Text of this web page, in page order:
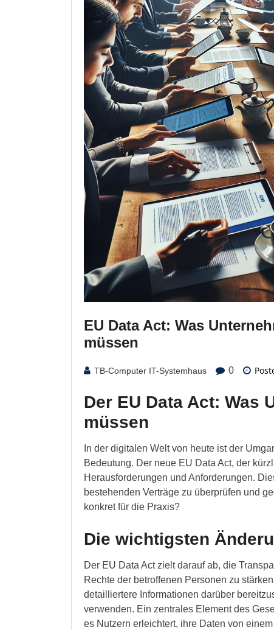
EU Data Act: Was
müssen
TB-Computer IT-Systemhaus 0
Der EU Data Act: Was
müssen
In der digitalen Welt von heute ist der
Bedeutung. Der neue EU Data Act, der
Herausforderungen und Anforderungen.
bestehenden Verträge zu überprüfen und
konkret für die Praxis?
Die wichtigsten
Der EU Data Act zielt darauf ab, die
Rechte der betroffenen Personen zu
detailliertere Informationen darüber
verwenden. Ein zentrales Element des
es Nutzern erleichtert, ihre Daten von